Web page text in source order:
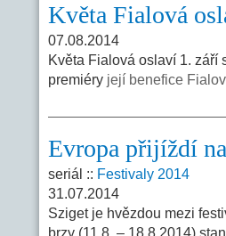
Květa Fialová
07.08.2014
Květa Fialová oslaví 1. září
premiéry její benefice
Evropa přijíždí
seriál :: Festivaly 2014
31.07.2014
Sziget je hvězdou mezi
brzy (11.8. – 18.8.2014)